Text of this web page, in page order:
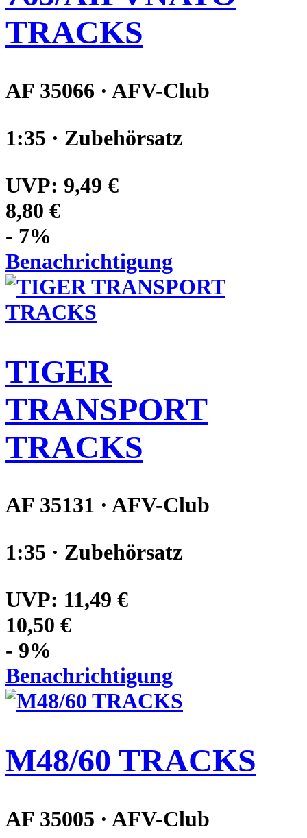
TRACKS
AF 35066 · AFV-Club
1:35 · Zubehörsatz
UVP: 9,49 €
8,80 €
- 7%
Benachrichtigung
TIGER
TRANSPORT
TRACKS
AF 35131 · AFV-Club
1:35 · Zubehörsatz
UVP: 11,49 €
10,50 €
- 9%
Benachrichtigung
M48/60 TRACKS
AF 35005 · AFV-Club